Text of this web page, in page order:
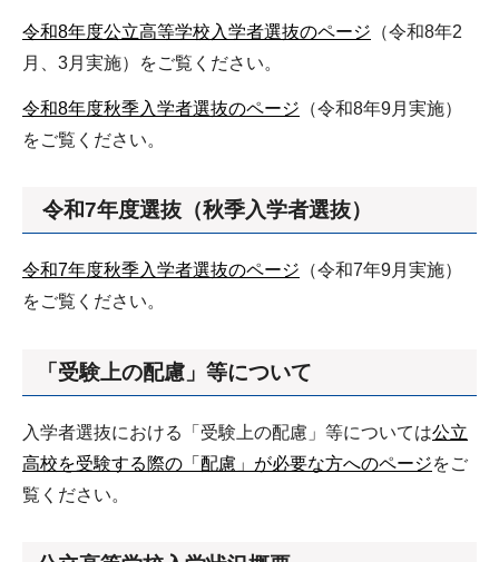
令和8年度公立高等学校入学者選抜のページ （令和8年2
月、3月実施）をご覧ください。
令和8年度秋季入学者選抜のページ （令和8年9月実施）
をご覧ください。
令和7年度選抜（秋季入学者選抜）
令和7年度秋季入学者選抜のページ （令和7年9月実施）
をご覧ください。
「受験上の配慮」等について
入学者選抜における「受験上の配慮」等については公立
高校を受験する際の「配慮」が必要な方へのページをご
覧ください。